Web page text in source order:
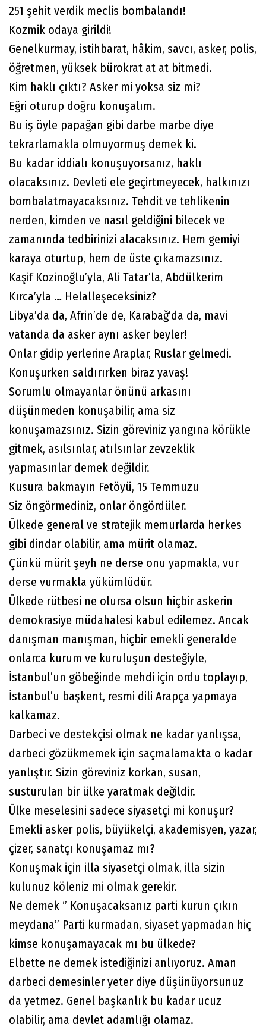
251 şehit verdik meclis bombalandı!
Kozmik odaya girildi!
Genelkurmay, istihbarat, hâkim, savcı, asker, polis,
öğretmen, yüksek bürokrat at at bitmedi.
Kim haklı çıktı? Asker mi yoksa siz mi?
Eğri oturup doğru konuşalım.
Bu iş öyle papağan gibi darbe marbe diye
tekrarlamakla olmuyormuş demek ki.
Bu kadar iddialı konuşuyorsanız, haklı
olacaksınız. Devleti ele geçirtmeyecek, halkınızı
bombalatmayacaksınız. Tehdit ve tehlikenin
nerden, kimden ve nasıl geldiğini bilecek ve
zamanında tedbirinizi alacaksınız. Hem gemiyi
karaya oturtup, hem de üste çıkamazsınız.
Kaşif Kozinoğlu’yla, Ali Tatar’la, Abdülkerim
Kırca’yla … Helalleşeceksiniz?
Libya’da da, Afrin’de de, Karabağ’da da, mavi
vatanda da asker aynı asker beyler!
Onlar gidip yerlerine Araplar, Ruslar gelmedi.
Konuşurken saldırırken biraz yavaş!
Sorumlu olmayanlar önünü arkasını
düşünmeden konuşabilir, ama siz
konuşamazsınız. Sizin göreviniz yangına körükle
gitmek, asılsınlar, atılsınlar zevzeklik
yapmasınlar demek değildir.
Kusura bakmayın Fetöyü, 15 Temmuzu
Siz öngörmediniz, onlar öngördüler.
Ülkede general ve stratejik memurlarda herkes
gibi dindar olabilir, ama mürit olamaz.
Çünkü mürit şeyh ne derse onu yapmakla, vur
derse vurmakla yükümlüdür.
Ülkede rütbesi ne olursa olsun hiçbir askerin
demokrasiye müdahalesi kabul edilemez. Ancak
danışman manışman, hiçbir emekli generalde
onlarca kurum ve kuruluşun desteğiyle,
İstanbul’un göbeğinde mehdi için ordu toplayıp,
İstanbul’u başkent, resmi dili Arapça yapmaya
kalkamaz.
Darbeci ve destekçisi olmak ne kadar yanlışsa,
darbeci gözükmemek için saçmalamakta o kadar
yanlıştır. Sizin göreviniz korkan, susan,
susturulan bir ülke yaratmak değildir.
Ülke meselesini sadece siyasetçi mi konuşur?
Emekli asker polis, büyükelçi, akademisyen, yazar,
çizer, sanatçı konuşamaz mı?
Konuşmak için illa siyasetçi olmak, illa sizin
kulunuz köleniz mi olmak gerekir.
Ne demek ‘’ Konuşacaksanız parti kurun çıkın
meydana’’ Parti kurmadan, siyaset yapmadan hiç
kimse konuşamayacak mı bu ülkede?
Elbette ne demek istediğinizi anlıyoruz. Aman
darbeci demesinler yeter diye düşünüyorsunuz
da yetmez. Genel başkanlık bu kadar ucuz
olabilir, ama devlet adamlığı olamaz.